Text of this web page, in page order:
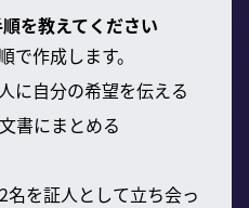
を教えてください
で作成します。
に自分の希望を伝える
書にまとめる
を証人として立ち会っ